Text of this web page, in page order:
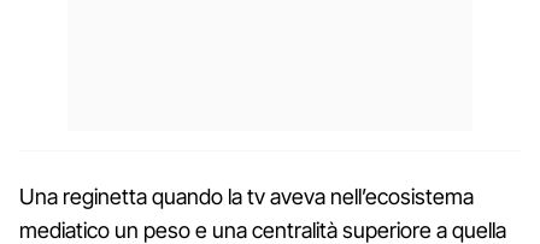
Una reginetta quando la tv aveva nell’ecosistema
mediatico un peso e una centralità superiore a quella